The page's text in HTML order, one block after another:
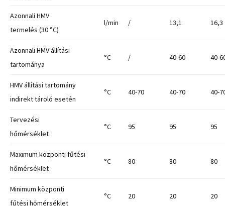
Azonnali HMV
termelés (30 °C)
l/min / 13,1 16,3
Azonnali HMV állítási
tartománya
°C / 40-60 40-
HMV állítási tartomány
indirekt tároló esetén
°C 40-70 40-70 40-
Tervezési
hőmérséklet
°C 95 95 95
Maximum központi fűtési
hőmérséklet
°C 80 80 80
Minimum központi
fűtési hőmérséklet
°C 20 20 20